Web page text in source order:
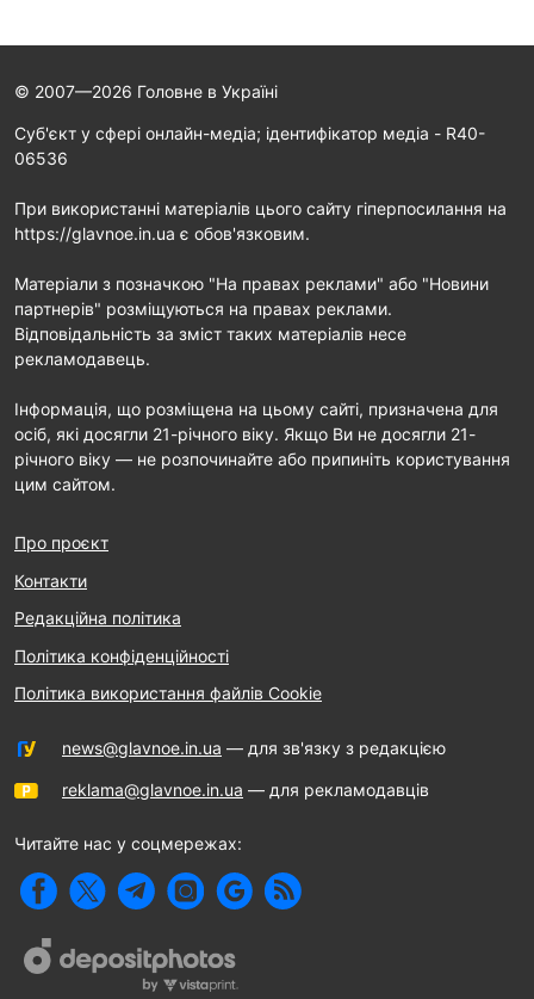
© 2007—2026 Головне в Україні
Cуб'єкт у сфері онлайн-медіа; ідентифікатор медіа - R40-
06536
При використанні матеріалів цього сайту гіперпосилання на
https://glavnoe.in.ua є обов'язковим.
Матеріали з позначкою "На правах реклами" або "Новини
партнерів" розміщуються на правах реклами.
Відповідальність за зміст таких матеріалів несе
рекламодавець.
Інформація, що розміщена на цьому сайті, призначена для
осіб, які досягли 21-річного віку. Якщо Ви не досягли 21-
річного віку — не розпочинайте або припиніть користування
цим сайтом.
Про проєкт
Контакти
Редакційна політика
Політика конфіденційності
Політика використання файлів Cookie
news@glavnoe.in.ua — для зв'язку з редакцією
reklama@glavnoe.in.ua — для рекламодавців
Читайте нас у соцмережах: